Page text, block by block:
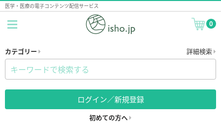
医学・医療の電子コンテンツ配信サービス
0
カテゴリー 詳細検索
ログイン／新規登録
初めての方へ